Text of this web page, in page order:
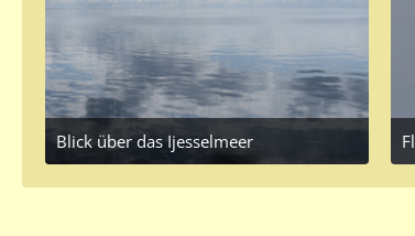
Blick über das Ijesselmeer
May 2, 2017 at 4:50 PM
3